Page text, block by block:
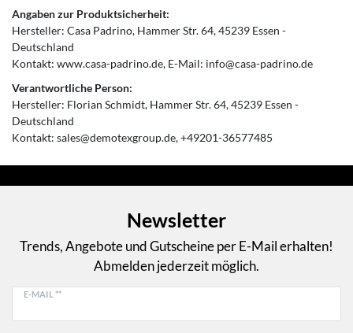
Angaben zur Produktsicherheit:
Hersteller: Casa Padrino Hammer Str.64 45239 Essen
Deutschland
Kontakt: www.casa-padrino.de E-Mail: info@casa-padrino.de
Verantwortliche Person:
Hersteller: Florian Schmidt Hammer Str.64 45239 Essen
Deutschland
Kontakt: sales@demotexgroup.de +49201-36577485
Newsletter
Trends, Angebote und Gutscheine per E-Mail erhalten!
Abmelden jederzeit möglich.
E-MAIL **